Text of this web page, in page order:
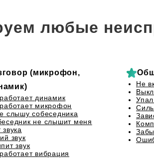
любые
(микрофон,
динамик
микрофон
слышу собеседника
не слышит меня
звука
звук
звук
вибрация
Не